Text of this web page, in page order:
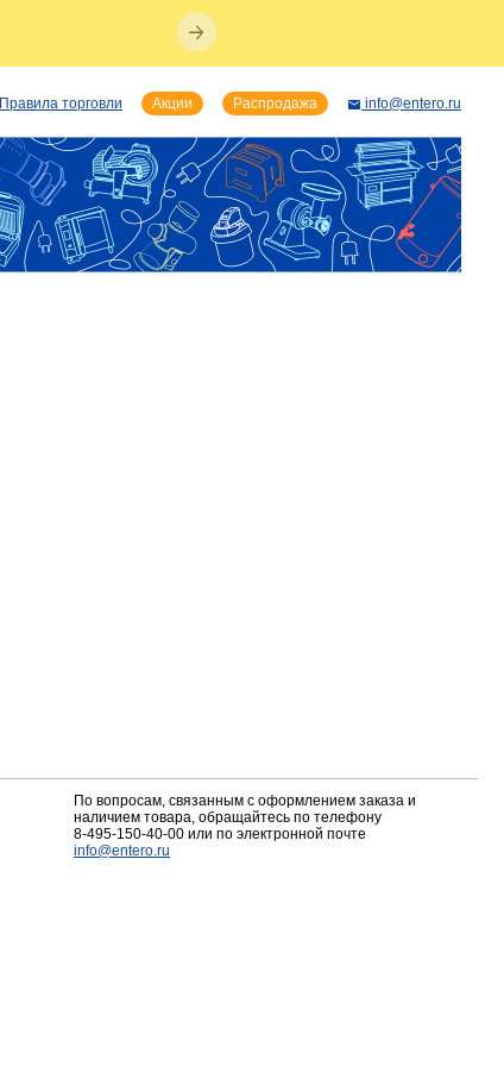
Правила торговли Акции Распродажа info@entero.ru
По вопросам, связанным с оформлением заказа и
наличием товара, обращайтесь по телефону
8-495-150-40-00 или по электронной почте
info@entero.ru